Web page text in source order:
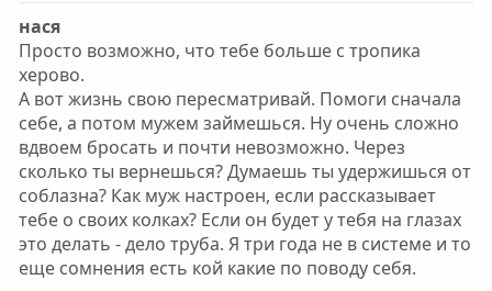
н
ы
й
г
о
л
о
с
н
ы
й
г
о
л
о
с
нася
Просто возможно, что тебе больше с тропика
херово.
А вот жизнь свою пересматривай. Помоги сначала
себе, а потом мужем займешься. Ну очень сложно
вдвоем бросать и почти невозможно. Через
сколько ты вернешься? Думаешь ты удержишься от
соблазна? Как муж настроен, если рассказывает
тебе о своих колках? Если он будет у тебя на глазах
это делать - дело труба. Я три года не в системе и то
еще сомнения есть кой какие по поводу себя.